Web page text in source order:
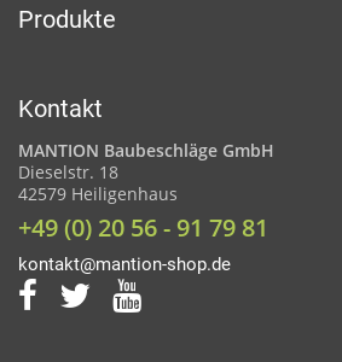
Produkte
Kontakt
MANTION Baubeschläge GmbH
Dieselstr. 18
42579 Heiligenhaus
+49 (0) 20 56 - 91 79 81
kontakt@mantion-shop.de